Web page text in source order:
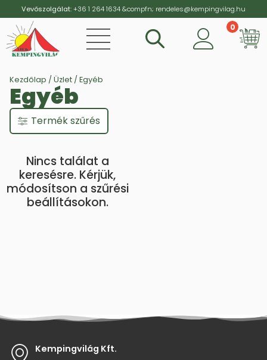
Vevőszolgálat:+36 1 264 1634&compfn; rendeles@kempingvilag.hu
0
Kezdőlap / Üzlet / Egyéb
Egyéb
Termék szűrés
Nincs találat a
keresésre. Kérjük,
módosítson a szűrési
beállításokon.
Kempingvilág Kft.